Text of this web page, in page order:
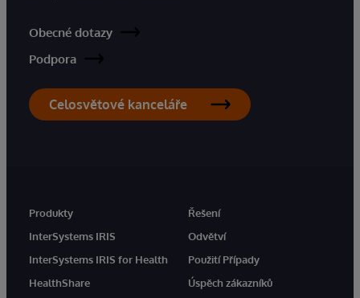
Obecné dotazy
Podpora
Celosvětové kanceláře
Produkty
InterSystems IRIS
InterSystems IRIS for Health
HealthShare
Řešení
Odvětví
Použití Případy
Úspěch zákazníků